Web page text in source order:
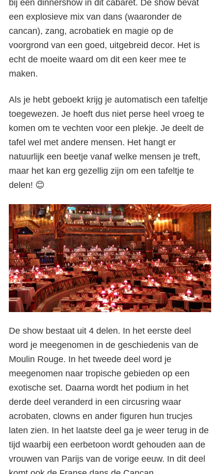
bij een dinnershow in dit cabaret. De show bevat
een explosieve mix van dans (waaronder de
cancan), zang, acrobatiek en magie op de
voorgrond van een goed, uitgebreid decor. Het is
echt de moeite waard om dit een keer mee te
maken.
Als je hebt geboekt krijg je automatisch een tafeltje
toegewezen. Je hoeft dus niet perse heel vroeg te
komen om te vechten voor een plekje. Je deelt de
tafel wel met andere mensen. Het hangt er
natuurlijk een beetje vanaf welke mensen je treft,
maar het kan erg gezellig zijn om een tafeltje te
delen! 😊
De show bestaat uit 4 delen. In het eerste deel
word je meegenomen in de geschiedenis van de
Moulin Rouge. In het tweede deel word je
meegenomen naar tropische gebieden op een
exotische set. Daarna wordt het podium in het
derde deel veranderd in een circusring waar
acrobaten, clowns en ander figuren hun trucjes
laten zien. In het laatste deel ga je weer terug in de
tijd waarbij een eerbetoon wordt gehouden aan de
vrouwen van Parijs van de vorige eeuw. In dit deel